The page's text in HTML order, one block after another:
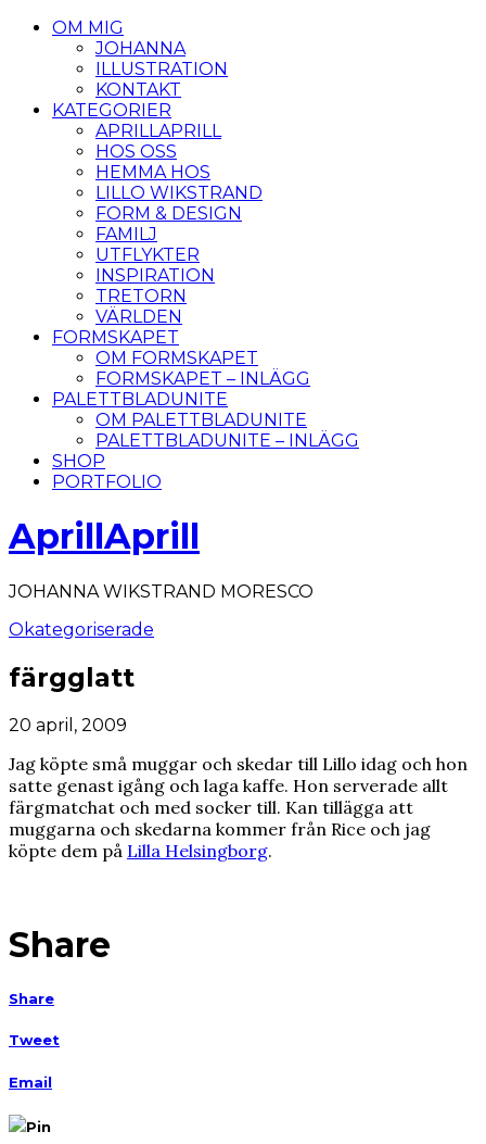
OM MIG
JOHANNA
ILLUSTRATION
KONTAKT
KATEGORIER
APRILLAPRILL
HOS OSS
HEMMA HOS
LILLO WIKSTRAND
FORM & DESIGN
FAMILJ
UTFLYKTER
INSPIRATION
TRETORN
VÄRLDEN
FORMSKAPET
OM FORMSKAPET
FORMSKAPET – INLÄGG
PALETTBLADUNITE
OM PALETTBLADUNITE
PALETTBLADUNITE – INLÄGG
SHOP
PORTFOLIO
AprillAprill
JOHANNA WIKSTRAND MORESCO
Okategoriserade
färgglatt
20 april, 2009
Jag köpte små muggar och skedar till Lillo idag och hon
satte genast igång och laga kaffe. Hon serverade allt
färgmatchat och med socker till. Kan tillägga att
muggarna och skedarna kommer från Rice och jag
köpte dem på Lilla Helsingborg.
Share
Share
Tweet
Email
Pin